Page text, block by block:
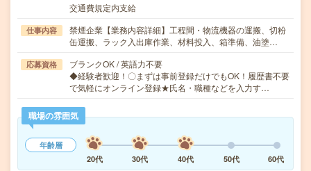
交通費規定内支給
仕事内容
禁煙企業【業務内容詳細】工程間・物流機器の運搬、切粉
缶運搬、ラック入出庫作業、材料投入、箱準備、油塗…
応募資格
ブランクOK / 英語力不要
◆経験者歓迎！〇まずは事前登録だけでもOK！履歴書不要
で気軽にオンライン登録★氏名・職種などを入力す…
職場の雰囲気
年齢層
20代
30代 40代 50代 60代